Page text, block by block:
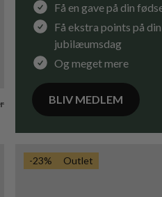
Få en gave på din
Få ekstra points på din
jubilæumsdag
Og meget mere
BLIV MEDLEM
-23% Outlet